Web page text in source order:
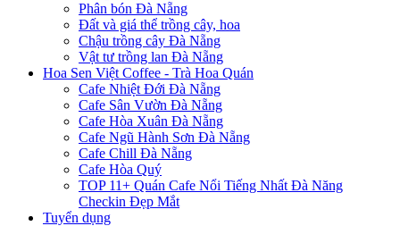
Phân bón Đà Nẵng
Đất và giá thể trồng cây, hoa
Chậu trồng cây Đà Nẵng
Vật tư trồng lan Đà Nẵng
Hoa Sen Việt Coffee - Trà Hoa Quán
Cafe Nhiệt Đới Đà Nẵng
Cafe Sân Vườn Đà Nẵng
Cafe Hòa Xuân Đà Nẵng
Cafe Ngũ Hành Sơn Đà Nẵng
Cafe Chill Đà Nẵng
Cafe Hòa Quý
TOP 11+ Quán Cafe Nổi Tiếng Nhất Đà Năng
Checkin Đẹp Mắt
Tuyển dụng